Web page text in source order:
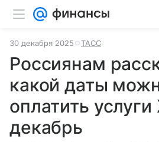
30 декабря 2025 ТАСС
Россиянам
какой даты
оплатить
декабрь